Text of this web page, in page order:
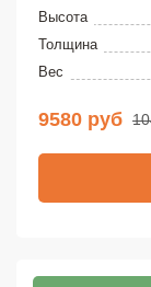
Высота
Толщина
Вес
9580 руб